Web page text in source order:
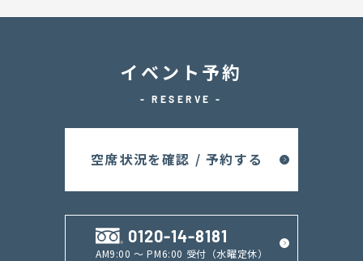
イベント予約
- RESERVE -
空席状況を確認 / 予約する
0120-14-8181
AM9:00 ～ PM6:00 受付（水曜定休）